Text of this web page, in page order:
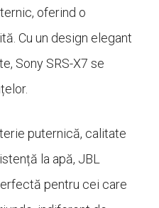
oferind o
Cu un design elegant
Sony SRS-X7 se
puternică, calitate
la apă, JBL
pentru cei care